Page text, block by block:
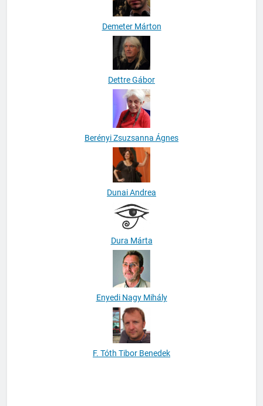
Demeter Márton
Dettre Gábor
Berényi Zsuzsanna Ágnes
Dunai Andrea
Dura Márta
Enyedi Nagy Mihály